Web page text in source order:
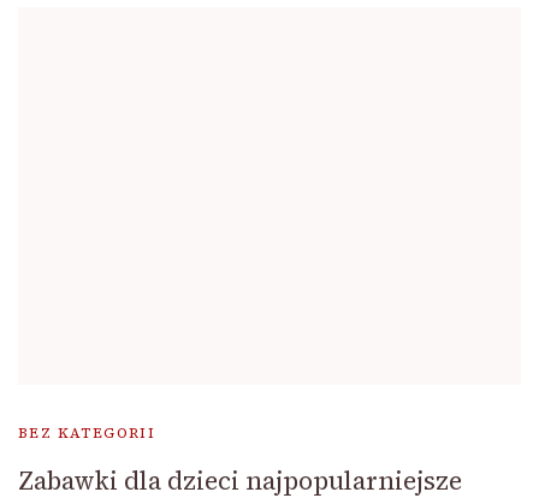
BEZ KATEGORII
Zabawki dla dzieci najpopularniejsze